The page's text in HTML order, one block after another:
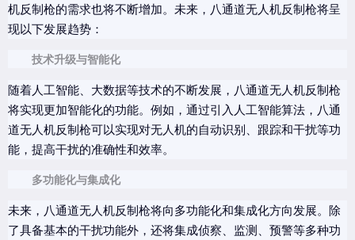
机反制枪的需求也将不断增加。未来，八通道无人机反制枪将呈
现以下发展趋势：
技术升级与智能化
随着人工智能、大数据等技术的不断发展，八通道无人机反制枪
将实现更加智能化的功能。例如，通过引入人工智能算法，八通
道无人机反制枪可以实现对无人机的自动识别、跟踪和干扰等功
能，提高干扰的准确性和效率。
多功能化与集成化
未来，八通道无人机反制枪将向多功能化和集成化方向发展。除
了具备基本的干扰功能外，还将集成侦察、监测、预警等多种功